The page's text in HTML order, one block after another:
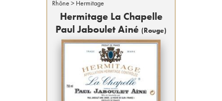
Rhône > Hermitage
Hermitage La Chapelle
Paul Jaboulet Ainé (Rouge)